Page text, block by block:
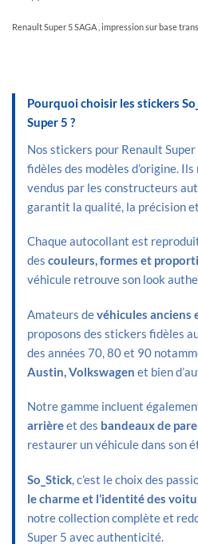
Renault Super 5 SAGA , impression sur base
Pourquoi choisir les stickers
Super 5 ?
Nos stickers pour Renault
fidèles des modèles d’origine.
vendus par les constructeurs
garantit la qualité, la précision
Chaque autocollant est
des couleurs, formes et
véhicule retrouve son look
Amateurs devéhicules anciens
proposons des stickers fidèles
des années 70, 80 et 90
Austin, Volkswagen et bien
Notre gamme incluent
arrièreet des bandeaux de
restaurer un véhicule dans son
So_Stick, c’est le choix des
le charme et l’identité des
notre collection complète et
Super 5 avec authenticité.